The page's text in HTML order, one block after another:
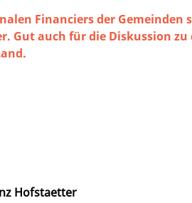
Financiers der Gemeinden
Gut auch für die Diskussion zu
Hofstaetter